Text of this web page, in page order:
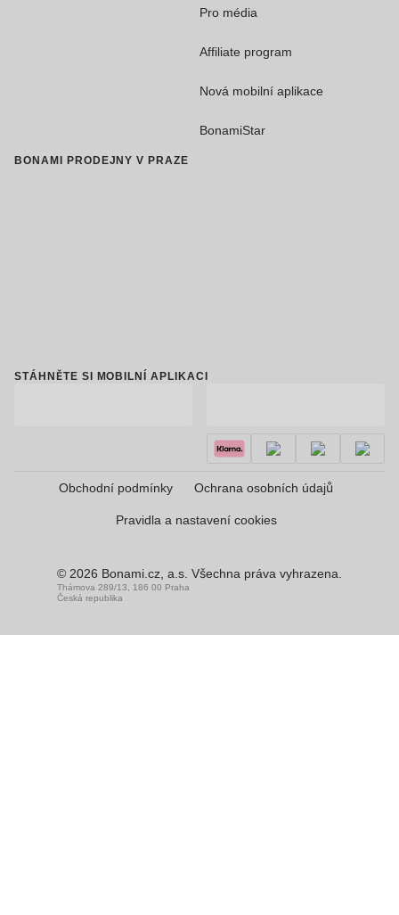
Pro média
Affiliate program
Nová mobilní aplikace
BonamiStar
BONAMI PRODEJNY V PRAZE
STÁHNĚTE SI MOBILNÍ APLIKACI
Obchodní podmínky Ochrana osobních údajů
Pravidla a nastavení cookies
© 2026 Bonami.cz, a.s. Všechna práva vyhrazena.
Thámova 289/13, 186 00 Praha
Česká republika